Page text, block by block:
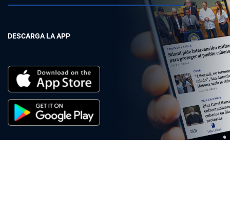
DESCARGA LA APP